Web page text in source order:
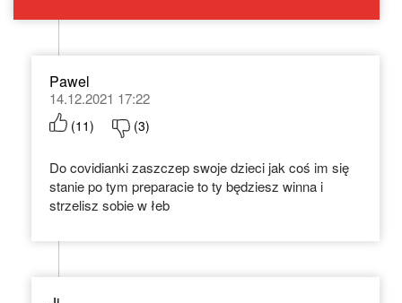
Pawel
14.12.2021 17:22
(11) (3)
Do covidianki zaszczep swoje dzieci jak coś im się
stanie po tym preparacie to ty będziesz winna i
strzelisz sobie w łeb